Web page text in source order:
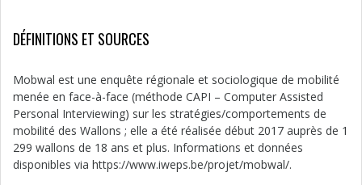
DÉFINITIONS ET SOURCES
Mobwal est une enquête régionale et sociologique de mobilité
menée en face-à-face (méthode CAPI – Computer Assisted
Personal Interviewing) sur les stratégies/comportements de
mobilité des Wallons ; elle a été réalisée début 2017 auprès de 1
299 wallons de 18 ans et plus. Informations et données
disponibles via https://www.iweps.be/projet/mobwal/.